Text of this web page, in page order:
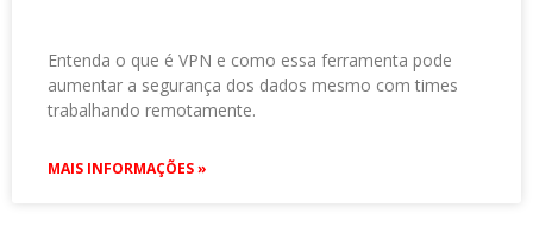
Entenda o que é VPN e como essa ferramenta pode
aumentar a segurança dos dados mesmo com times
trabalhando remotamente.
MAIS INFORMAÇÕES »